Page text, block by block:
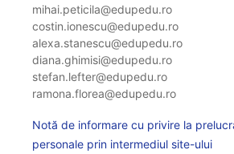
mihai.peticila@edupedu.ro
costin.ionescu@edupedu.ro
alexa.stanescu@edupedu.ro
diana.ghimisi@edupedu.ro
stefan.lefter@edupedu.ro
ramona.florea@edupedu.ro
Notă de informare cu privire la
personale prin intermediul site-ului